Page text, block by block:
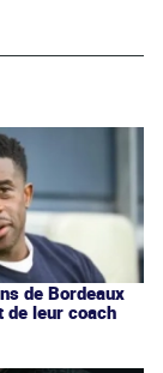
de Bordeaux
de leur coach